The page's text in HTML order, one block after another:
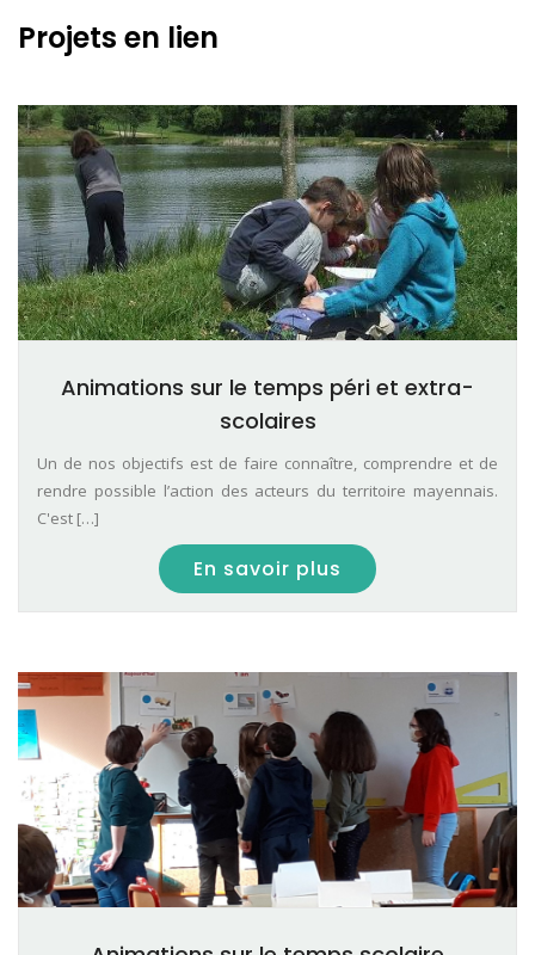
Projets en lien
Animations sur le temps péri et extra-
scolaires
Un de nos objectifs est de faire connaître, comprendre et de
rendre possible l’action des acteurs du territoire mayennais.
C'est […]
En savoir plus